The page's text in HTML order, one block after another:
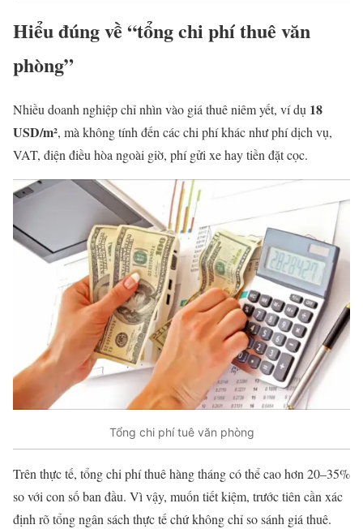
Hiểu đúng về “tổng chi phí thuê văn
phòng”
Nhiều doanh nghiệp chỉ nhìn vào giá thuê niêm yết, ví dụ 18
USD/m², mà không tính đến các chi phí khác như phí dịch vụ,
VAT, điện điều hòa ngoài giờ, phí gửi xe hay tiền đặt cọc.
Tổng chi phí tuê văn phòng
Trên thực tế, tổng chi phí thuê hàng tháng có thể cao hơn 20–35%
so với con số ban đầu. Vì vậy, muốn tiết kiệm, trước tiên cần xác
định rõ tổng ngân sách thực tế chứ không chỉ so sánh giá thuê.